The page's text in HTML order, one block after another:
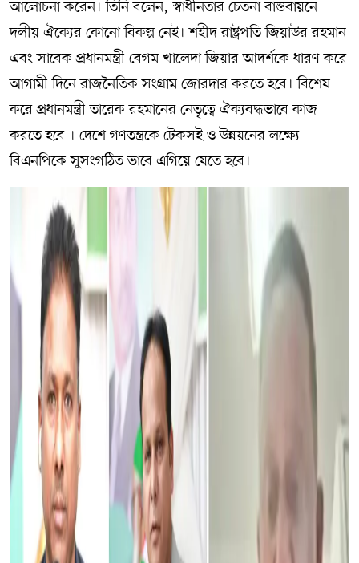
আলোচনা করেন। তিনি বলেন, স্বাধীনতার চেতনা বাস্তবায়নে
দলীয় ঐক্যের কোনো বিকল্প নেই। শহীদ রাষ্ট্রপতি জিয়াউর রহমান
এবং সাবেক প্রধানমন্ত্রী বেগম খালেদা জিয়ার আদর্শকে ধারণ করে
আগামী দিনে রাজনৈতিক সংগ্রাম জোরদার করতে হবে। বিশেষ
করে প্রধানমন্ত্রী তারেক রহমানের নেতৃত্বে ঐক্যবদ্ধভাবে কাজ
করতে হবে । দেশে গণতন্ত্রকে টেকসই ও উন্নয়নের লক্ষ্যে
বিএনপিকে সুসংগঠিত ভাবে এগিয়ে যেতে হবে।